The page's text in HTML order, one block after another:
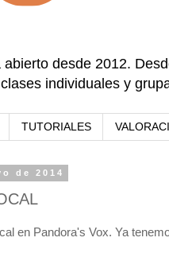
desde 2012.
individuales y
TUTORIALES
de 2014
en Pandora's Vox. Ya